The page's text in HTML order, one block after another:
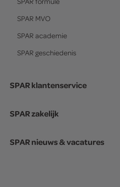
SPAR MVO
SPAR academie
SPAR geschiedenis
SPAR klantenservice
SPAR zakelijk
SPAR nieuws & vacatures